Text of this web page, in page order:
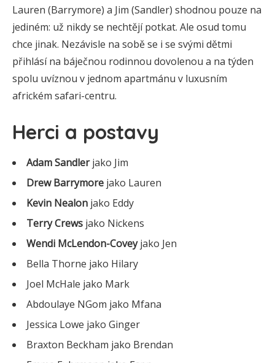
Lauren (Barrymore) a Jim (Sandler) shodnou pouze na
jediném: už nikdy se nechtějí potkat. Ale osud tomu
chce jinak. Nezávisle na sobě se i se svými dětmi
přihlásí na báječnou rodinnou dovolenou a na týden
spolu uvíznou v jednom apartmánu v luxusním
africkém safari-centru.
Herci a postavy
Adam Sandlerjako Jim
Drew Barrymore jako Lauren
Kevin Nealon jako Eddy
Terry Crews jako Nickens
Wendi McLendon-Coveyjako Jen
Bella Thorne jako Hilary
Joel McHale jako Mark
Abdoulaye NGom jako Mfana
Jessica Lowe jako Ginger
Braxton Beckham jako Brendan